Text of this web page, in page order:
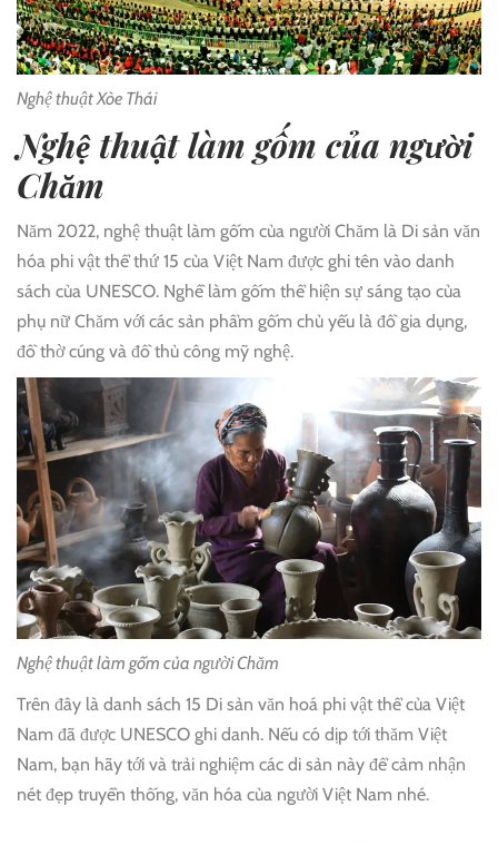
Nghệ thuật Xòe Thái
Nghệ thuật làm gốm của người
Chăm
Năm 2022, nghệ thuật làm gốm của người Chăm là Di sản văn
hóa phi vật thể thứ 15 của Việt Nam được ghi tên vào danh
sách của UNESCO. Nghề làm gốm thể hiện sự sáng tạo của
phụ nữ Chăm với các sản phẩm gốm chủ yếu là đồ gia dụng,
đồ thờ cúng và đồ thủ công mỹ nghệ.
Nghệ thuật làm gốm của người Chăm
Trên đây là danh sách 15 Di sản văn hoá phi vật thể của Việt
Nam đã được UNESCO ghi danh. Nếu có dịp tới thăm Việt
Nam, bạn hãy tới và trải nghiệm các di sản này để cảm nhận
nét đẹp truyền thống, văn hóa của người Việt Nam nhé.